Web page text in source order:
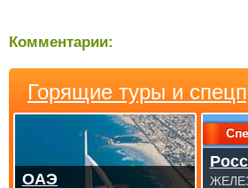
Комментарии:
Горящие туры и
ОАЭ